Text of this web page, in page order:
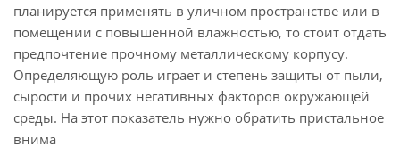
планируется применять в уличном пространстве или в
помещении с повышенной влажностью, то стоит отдать
предпочтение прочному металлическому корпусу.
Определяющую роль играет и степень защиты от пыли,
сырости и прочих негативных факторов окружающей
среды. На этот показатель нужно обратить пристальное
внима